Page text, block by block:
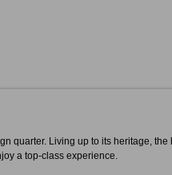
quarter. Living up to its heritage,
a top-class experience.